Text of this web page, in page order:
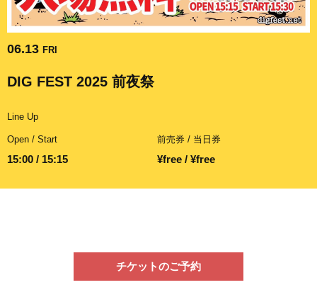
06.13 FRI
DIG FEST 2025 前夜祭
Line Up
Open / Start
15:00 / 15:15
前売券 / 当日券
¥free / ¥free
チケットのご予約